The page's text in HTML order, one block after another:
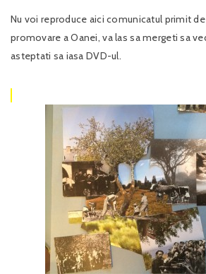
Nu voi reproduce aici comunicatul primit
promovare a Oanei, va las sa mergeti sa
asteptati sa iasa DVD-ul.